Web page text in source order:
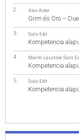
Alex Aster
Grim és Oro –
Soós Edit
Kompetencia
Maróti Lászlóné Soós
Kompetencia
Soós Edit
Kompetencia